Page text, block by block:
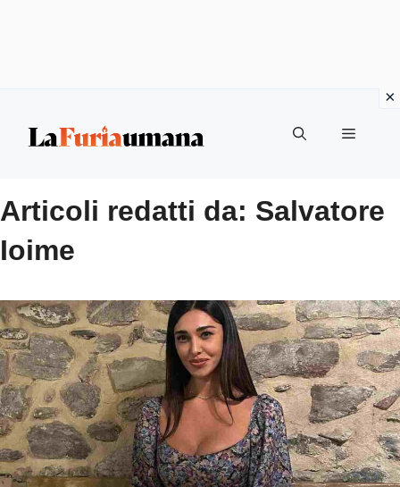
Menu
Articoli redatti da: Salvatore
Ioime